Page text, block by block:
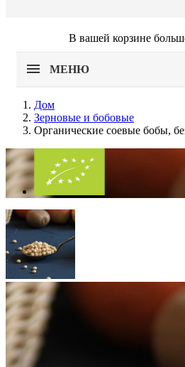
В вашей корзине
МЕНЮ
Дом
Зерновые и бобовые
Органические соевые бобы,